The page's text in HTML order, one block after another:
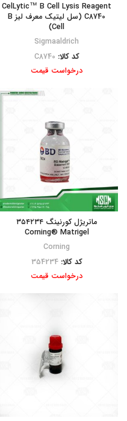
CelLytic™ B Cell Lysis Reagent
C8740 (سل لیتیک معرف لیز B
Cell)
Sigmaaldrich
کد کالا: C8740
درخواست قیمت
ماتریژل کورنینگ ۳۵۴۲۳۴
Corning® Matrigel
Corning
کد کالا:354234
درخواست قیمت